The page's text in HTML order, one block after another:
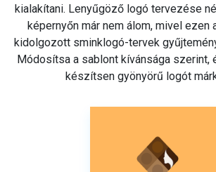
kialakítani. Lenyűgöző logó tervezése
képernyőn már nem álom, mivel ezen
kidolgozott sminklogó-tervek
Módosítsa a sablont kívánsága szerint,
készítsen gyönyörű logót